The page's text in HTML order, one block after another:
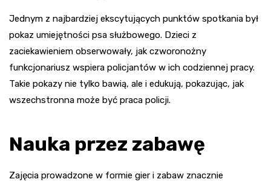
Jednym z najbardziej ekscytujących punktów spotkania był
pokaz umiejętności psa służbowego. Dzieci z
zaciekawieniem obserwowały, jak czworonożny
funkcjonariusz wspiera policjantów w ich codziennej pracy.
Takie pokazy nie tylko bawią, ale i edukują, pokazując, jak
wszechstronna może być praca policji.
Nauka przez zabawę
Zajęcia prowadzone w formie gier i zabaw znacznie